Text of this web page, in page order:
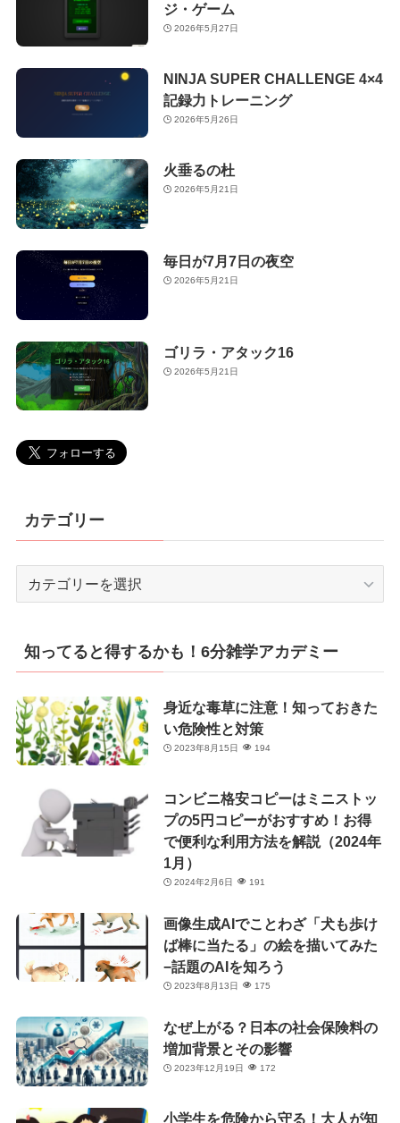
ジ・ゲーム
2026年5月27日
NINJA SUPER CHALLENGE 4×4
記録力トレーニング
2026年5月26日
火垂るの杜
2026年5月21日
毎日が7月7日の夜空
2026年5月21日
ゴリラ・アタック16
2026年5月21日
カテゴリー
リ
ー
知ってると得するかも！6分雑学アカデミー
身近な毒草に注意！知っておきた
い危険性と対策
2023年8月15日 194
コンビニ格安コピーはミニストッ
プの5円コピーがおすすめ！お得
で便利な利用方法を解説（2024年
1月）
2024年2月6日 191
画像生成AIでことわざ「犬も歩け
ば棒に当たる」の絵を描いてみた
−話題のAIを知ろう
2023年8月13日 175
なぜ上がる？日本の社会保険料の
増加背景とその影響
2023年12月19日 172
小学生を危険から守る！大人が知